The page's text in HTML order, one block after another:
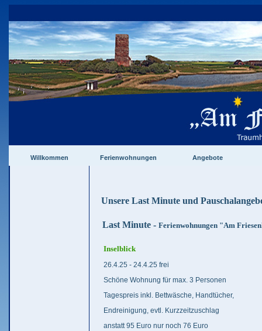
Willkommen Ferienwohnungen Angebote
Unsere Last Minute und
Last Minute - Ferienwohnungen "Am
Inselblick
26.4.25 - 24.4.25 frei
Schöne Wohnung für max. 3 Personen
Tagespreis inkl. Bettwäsche, Handtücher,
Endreinigung, evtl. Kurzzeitzuschlag
anstatt 95 Euro nur noch 76 Euro